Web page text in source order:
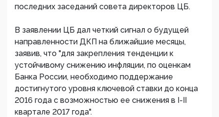
последних заседаний совета директоров ЦБ.
В заявлении ЦБ дал четкий сигнал о будущей
направленности ДКП на ближайшие месяцы,
заявив, что "для закрепления тенденции к
устойчивому снижению инфляции, по оценкам
Банка России, необходимо поддержание
достигнутого уровня ключевой ставки до конца
2016 года с возможностью ее снижения в I-II
квартале 2017 года".